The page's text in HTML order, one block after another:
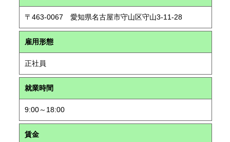
〒463-0067 愛知県名古屋市守山区守山3-11-28
雇用形態
正社員
就業時間
9:00～18:00
賃金